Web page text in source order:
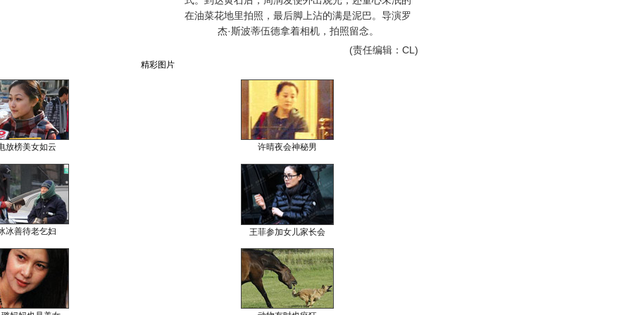
在油菜花地里拍照，最后脚上沾的满是泥巴。导演罗
杰·斯波蒂伍德拿着相机，拍照留念。
(责任编辑：CL)
精彩图片
放榜美女如云 许晴夜会神秘男
冰善待老乞妇 王菲参加女儿家长会